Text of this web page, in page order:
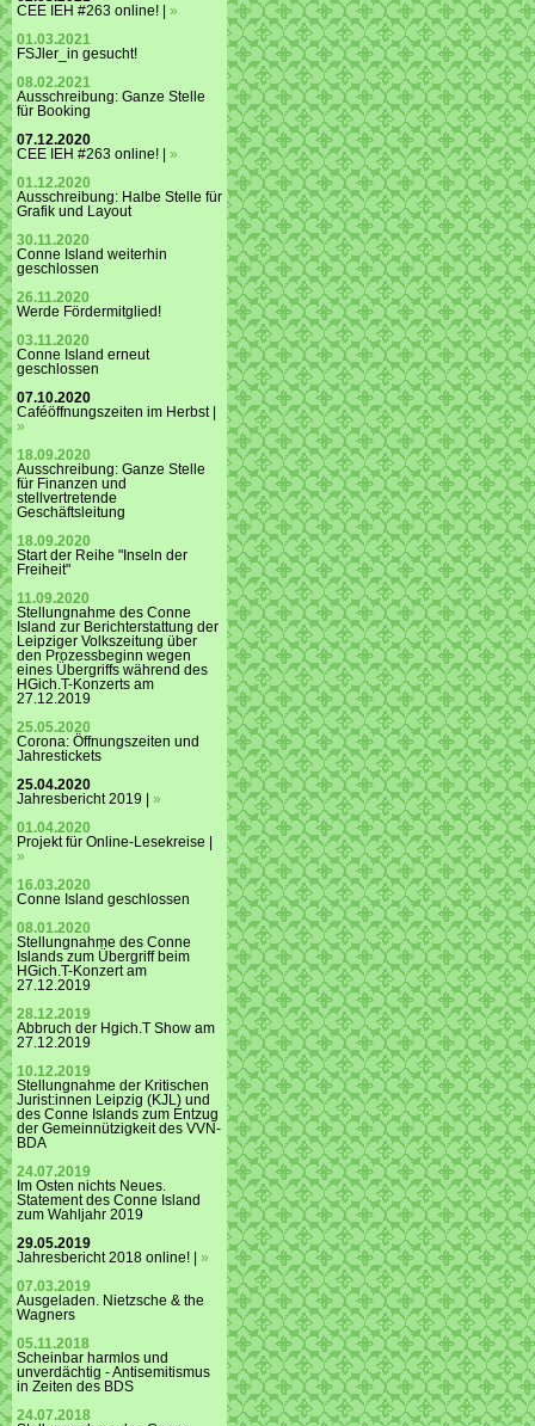
CEE IEH #263 online! | »
01.03.2021
FSJler_in gesucht!
08.02.2021
Ausschreibung: Ganze Stelle
für Booking
07.12.2020
CEE IEH #263 online! | »
01.12.2020
Ausschreibung: Halbe Stelle für
Grafik und Layout
30.11.2020
Conne Island weiterhin
geschlossen
26.11.2020
Werde Fördermitglied!
03.11.2020
Conne Island erneut
geschlossen
07.10.2020
Caféöffnungszeiten im Herbst |
»
18.09.2020
Ausschreibung: Ganze Stelle
für Finanzen und
stellvertretende
Geschäftsleitung
18.09.2020
Start der Reihe "Inseln der
Freiheit"
11.09.2020
Stellungnahme des Conne
Island zur Berichterstattung der
Leipziger Volkszeitung über
den Prozessbeginn wegen
eines Übergriffs während des
HGich.T-Konzerts am
27.12.2019
25.05.2020
Corona: Öffnungszeiten und
Jahrestickets
25.04.2020
Jahresbericht 2019 | »
01.04.2020
Projekt für Online-Lesekreise |
»
16.03.2020
Conne Island geschlossen
08.01.2020
Stellungnahme des Conne
Islands zum Übergriff beim
HGich.T-Konzert am
27.12.2019
28.12.2019
Abbruch der Hgich.T Show am
27.12.2019
10.12.2019
Stellungnahme der Kritischen
Jurist:innen Leipzig (KJL) und
des Conne Islands zum Entzug
der Gemeinnützigkeit des VVN-
BDA
24.07.2019
Im Osten nichts Neues.
Statement des Conne Island
zum Wahljahr 2019
29.05.2019
Jahresbericht 2018 online! | »
07.03.2019
Ausgeladen. Nietzsche & the
Wagners
05.11.2018
Scheinbar harmlos und
unverdächtig - Antisemitismus
in Zeiten des BDS
24.07.2018